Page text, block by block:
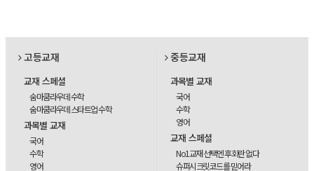
고등교재
교재 스페셜
숨마쿰라우데 수학
숨마쿰라우데 스타트업 수학
과목별 교재
국어
수학
영어
중등교재
과목별 교재
국어
수학
영어
교재 스페셜
No1교재 선택엔 후회란 없다
슈퍼시크릿코드를 믿어라